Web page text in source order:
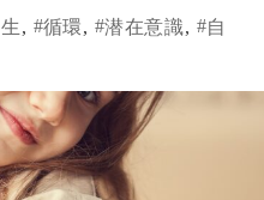
, 循環, 潜在意識,
自